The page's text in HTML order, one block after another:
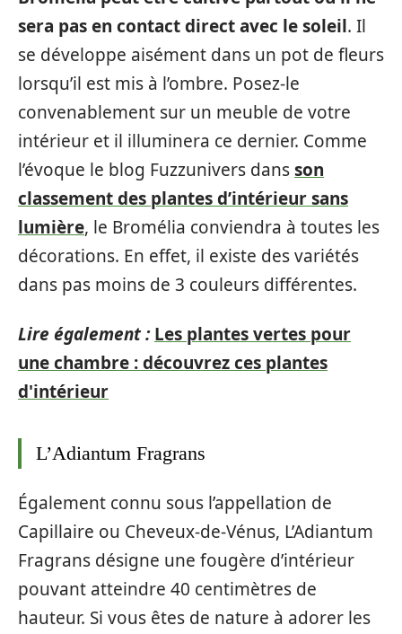
sera pas en contact direct avec le soleil. Il
se développe aisément dans un pot de fleurs
lorsqu’il est mis à l’ombre. Posez-le
convenablement sur un meuble de votre
intérieur et il illuminera ce dernier. Comme
l’évoque le blog Fuzzunivers dansson
classement des plantes d’intérieur sans
lumière, le Bromélia conviendra à toutes les
décorations. En effet, il existe des variétés
dans pas moins de 3 couleurs différentes.
Lire également : Les plantes vertes pour
une chambre : découvrez ces plantes
d'intérieur
L’Adiantum Fragrans
Également connu sous l’appellation de
Capillaire ou Cheveux-de-Vénus, L’Adiantum
Fragrans désigne une fougère d’intérieur
pouvant atteindre 40 centimètres de
hauteur. Si vous êtes de nature à adorer les